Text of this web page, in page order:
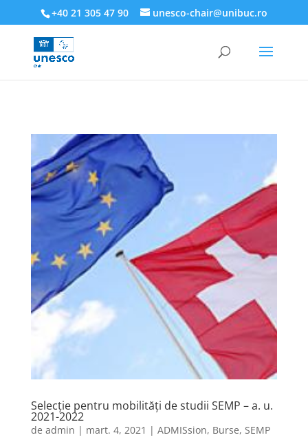
218945019564526+40 21 305 47 90 unesco-chair@unibuc.ro
Selecție pentru mobilități de studii SEMP – a. u.
2021-2022
de admin | mart. 4, 2021 | ADMISsion, Burse, SEMP